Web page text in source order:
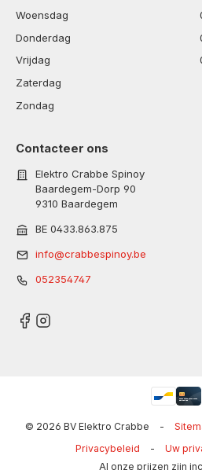
Woensdag
Donderdag
Vrijdag
Zaterdag
Zondag
Contacteer ons
Elektro Crabbe Spinoy
Baardegem-Dorp 90
9310 Baardegem
BE 0433.863.875
info@crabbespinoy.be
052354747
© 2026 BV Elektro Crabbe -
Privacybeleid
- Uw
Al onze prijzen zijn